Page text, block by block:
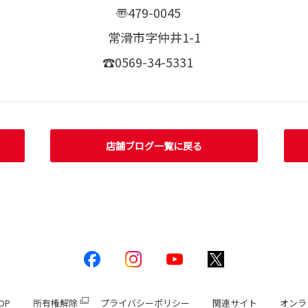
〠479-0045
常滑市字仲井1-1
☎0569-34-5331
店舗ブログ一覧に戻る
所有権解除 プライバシーポリシー 関連サイト オン